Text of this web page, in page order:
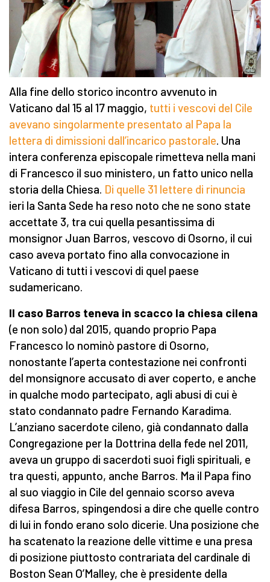
Alla fine dello storico incontro avvenuto in
Vaticano dal 15 al 17 maggio, tutti i vescovi del Cile
avevano singolarmente presentato al Papa la
lettera di dimissioni dall’incarico pastorale. Una
intera conferenza episcopale rimetteva nella mani
di Francesco il suo ministero, un fatto unico nella
storia della Chiesa. Di quelle 31 lettere di rinuncia
ieri la Santa Sede ha reso noto che ne sono state
accettate 3, tra cui quella pesantissima di
monsignor Juan Barros, vescovo di Osorno, il cui
caso aveva portato fino alla convocazione in
Vaticano di tutti i vescovi di quel paese
sudamericano.
Il caso Barros teneva in scacco la chiesa cilena
(e non solo) dal 2015, quando proprio Papa
Francesco lo nominò pastore di Osorno,
nonostante l’aperta contestazione nei confronti
del monsignore accusato di aver coperto, e anche
in qualche modo partecipato, agli abusi di cui è
stato condannato padre Fernando Karadima.
L’anziano sacerdote cileno, già condannato dalla
Congregazione per la Dottrina della fede nel 2011,
aveva un gruppo di sacerdoti suoi figli spirituali, e
tra questi, appunto, anche Barros. Ma il Papa fino
al suo viaggio in Cile del gennaio scorso aveva
difesa Barros, spingendosi a dire che quelle contro
di lui in fondo erano solo dicerie. Una posizione che
ha scatenato la reazione delle vittime e una presa
di posizione piuttosto contrariata del cardinale di
Boston Sean O’Malley, che è presidente della